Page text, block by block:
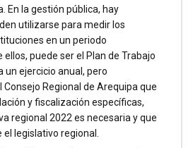
En la gestión pública, hay
utilizarse para medir los
en un periodo
puede ser el Plan de Trabajo
un ejercicio anual, pero
Regional de Arequipa que
y fiscalización específicas,
regional 2022 es necesaria y que
legislativo regional.